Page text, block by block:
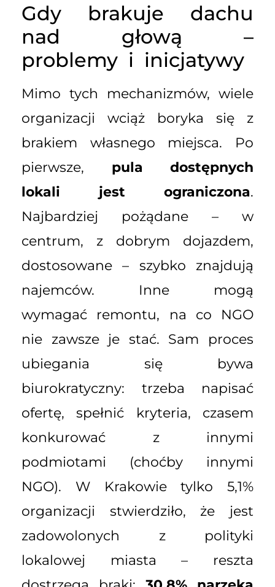
Gdy brakuje dachu
nad głową –
problemy i inicjatywy
Mimo tych mechanizmów, wiele
organizacji wciąż boryka się z
brakiem własnego miejsca. Po
pierwsze, pula dostępnych
lokali jest ograniczona.
Najbardziej pożądane – w
centrum, z dobrym dojazdem,
dostosowane – szybko znajdują
najemców. Inne mogą
wymagać remontu, na co NGO
nie zawsze je stać. Sam proces
ubiegania się bywa
biurokratyczny: trzeba napisać
ofertę, spełnić kryteria, czasem
konkurować z innymi
podmiotami (choćby innymi
NGO). W Krakowie tylko 5,1%
organizacji stwierdziło, że jest
zadowolonych z polityki
lokalowej miasta – reszta